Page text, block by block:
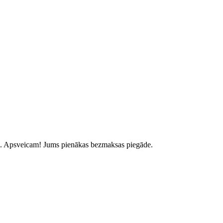
Apsveicam! Jums pienākas bezmaksas piegāde.